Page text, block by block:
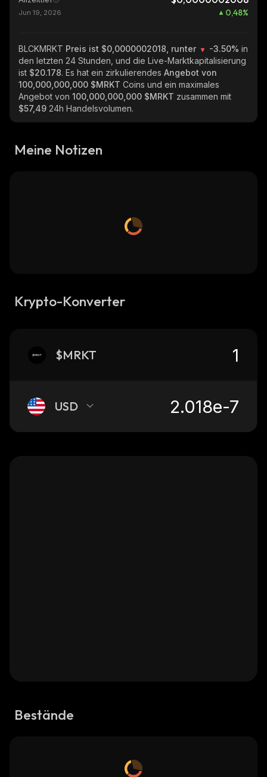
Jun 19, 2026 0,48%
BLCKMRKT Preis ist $0,0000002018, runter -3.50% in
den letzten 24 Stunden, und die Live-Marktkapitalisierung
ist $20.178. Es hat ein zirkulierendes Angebot von
100,000,000,000 $MRKT Coins und ein maximales
Angebot von 100,000,000,000 $MRKT zusammen mit
$57,49 24h Handelsvolumen.
Meine Notizen
Krypto-Konverter
$MRKT
USD
Bestände